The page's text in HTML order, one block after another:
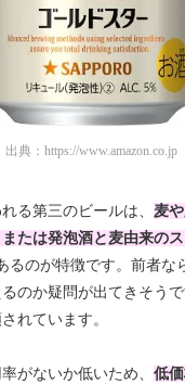
出典： https://www.amazon.co.jp
る第三のビールは、 麦
たは発泡酒と麦由来の
るのが特徴です。前者な
のか疑問が出てきそう
れています。
がないか低いため、 低